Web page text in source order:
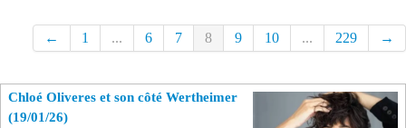
Agenda
Abonnement ▼
← 1 ... 6 7 8 9 10 ... 229 →
Chloé Oliveres et son côté Wertheimer
(19/01/26)